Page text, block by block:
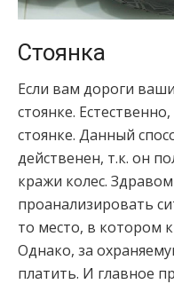
Стоянка
Если вам дороги
стоянке.
стоянке. Данный
действенен, т.к. он
кражи колес.
проанализировать
то место, в котором
Однако, за
платить. И главное